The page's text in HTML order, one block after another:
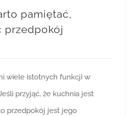
pamiętać,
przedpokój
wiele istotnych funkcji w
przyjąć, że kuchnia jest
przedpokój jest jego